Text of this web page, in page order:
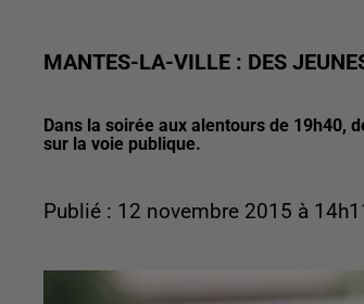
MANTES-LA-VILLE : DES
Dans la soirée aux alentours de 19h40,
sur la voie publique.
Publié : 12 novembre 2015 à